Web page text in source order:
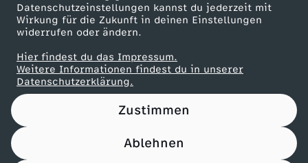
Datenschutzeinstellungen kannst du jederzeit mit
Wirkung für die Zukunft in deinen Einstellungen
widerrufen oder ändern.
Hier findest du das Impressum.
Weitere Informationen findest du in unserer
Datenschutzerklärung.
Zustimmen
Ablehnen
o
p
h
Partner
Nutzungsbedingungen